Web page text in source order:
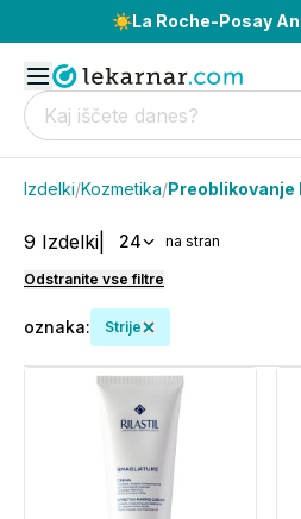
☀️La Roche-Posay
Izdelki/Kozmetika/Preoblikovanje
9 Izdelki 24 na stran
Odstranite vse filtre
oznaka: Strije